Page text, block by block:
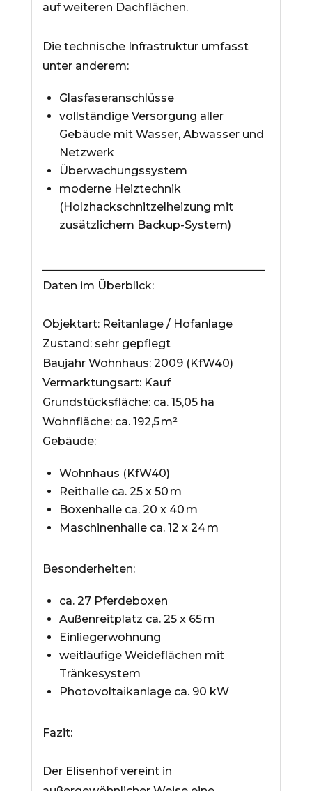
auf weiteren Dachflächen.
Die technische Infrastruktur umfasst
unter anderem:
Glasfaseranschlüsse
vollständige Versorgung aller
Gebäude mit Wasser, Abwasser und
Netzwerk
Überwachungssystem
moderne Heiztechnik
(Holzhackschnitzelheizung mit
zusätzlichem Backup-System)
Daten im Überblick:
Objektart: Reitanlage / Hofanlage
Zustand: sehr gepflegt
Baujahr Wohnhaus: 2009 (KfW40)
Vermarktungsart: Kauf
Grundstücksfläche: ca. 15,05 ha
Wohnfläche: ca. 192,5 m²
Gebäude:
Wohnhaus (KfW40)
Reithalle ca. 25 x 50 m
Boxenhalle ca. 20 x 40 m
Maschinenhalle ca. 12 x 24 m
Besonderheiten:
ca. 27 Pferdeboxen
Außenreitplatz ca. 25 x 65 m
Einliegerwohnung
weitläufige Weideflächen mit
Tränkesystem
Photovoltaikanlage ca. 90 kW
Fazit:
Der Elisenhof vereint in